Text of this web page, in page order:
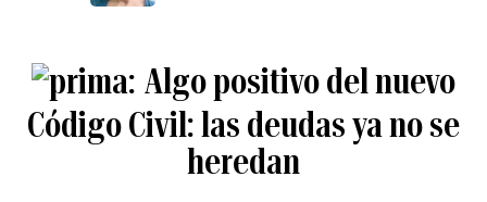
Algo positivo del nuevo
Código Civil: las deudas ya no se
heredan